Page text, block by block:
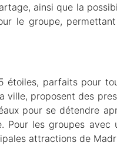
ainsi que la
le groupe,
étoiles, parfaits pour
ville, proposent des
pour se détendre
Pour les groupes avec
attractions de